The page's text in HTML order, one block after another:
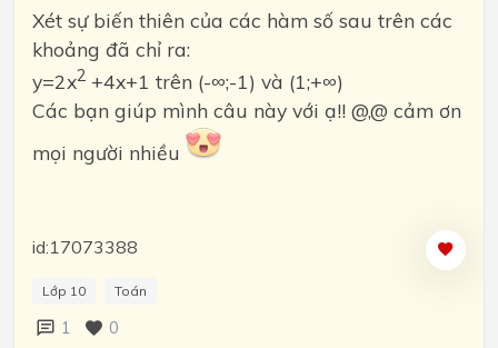
Xét sự biến thiên của các hàm số sau trên các
khoảng đã chỉ ra:
y=2x2 +4x+1 trên (-∞;-1) và (1;+∞)
Các bạn giúp mình câu này với ạ!! @,@ cảm ơn
mọi người nhiều
id:17073388
Lớp 10 Toán
1 0